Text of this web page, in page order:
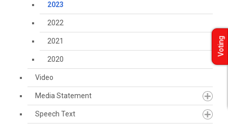
2023
2022
2021
2020
Video
Media Statement
Speech Text
Voting